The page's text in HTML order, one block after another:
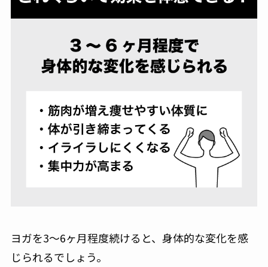
ヨガを3～6ヶ月程度続けると、身体的な変化を感
じられるでしょう。